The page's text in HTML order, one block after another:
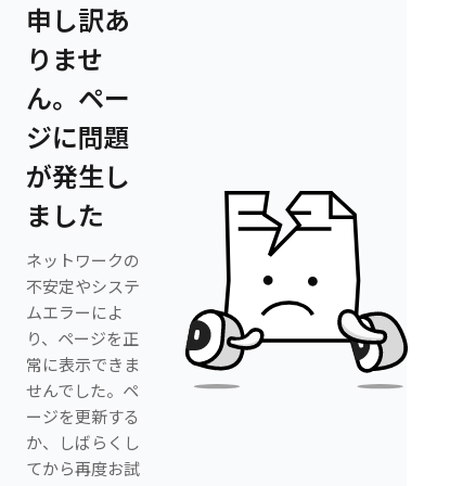
申し訳あ
りませ
ん。ペー
ジに問題
が発生し
ました
ネットワークの
不安定やシステ
ムエラーによ
り、ページを正
常に表示できま
せんでした。ペ
ージを更新する
か、しばらくし
てから再度お試